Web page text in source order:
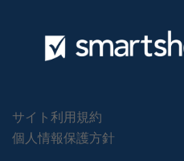
サイト利用規約
個人情報保護方針